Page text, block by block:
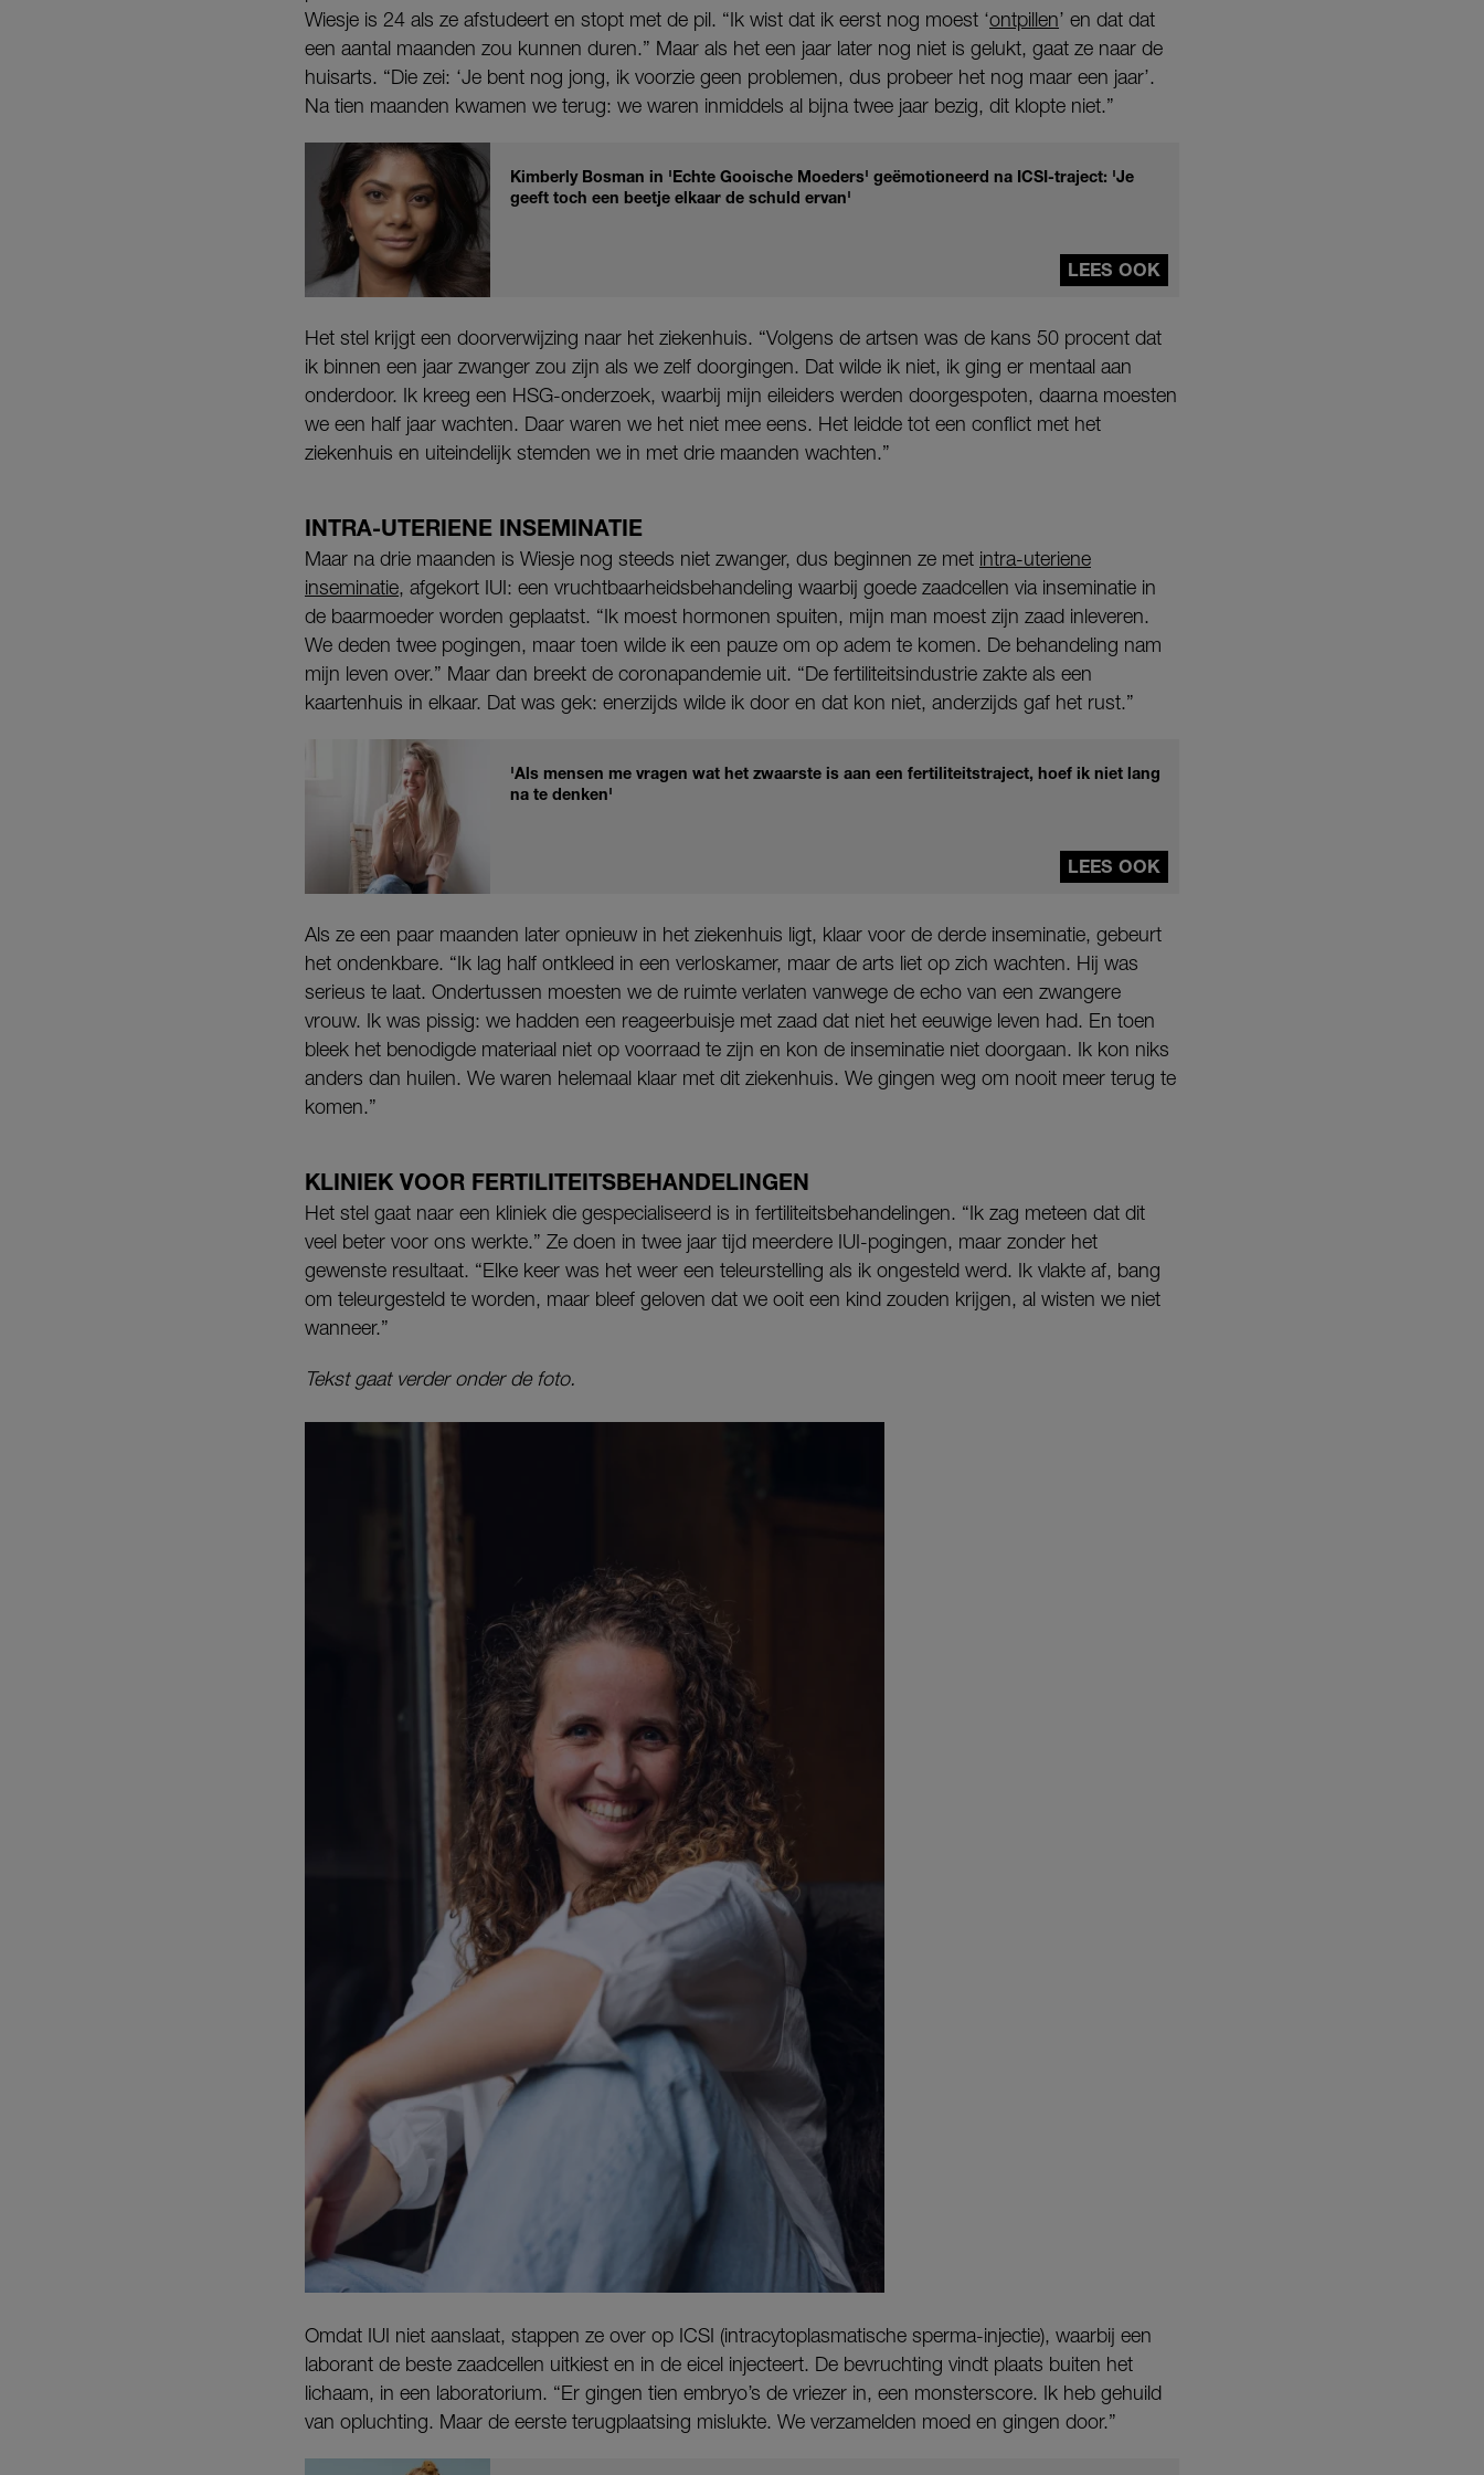
Wiesje is 24 als ze afstudeert en stopt met de pil. “Ik wist dat ik eerst nog moest ‘ontpillen’ en dat dat
een aantal maanden zou kunnen duren.” Maar als het een jaar later nog niet is gelukt, gaat ze naar de
huisarts. “Die zei: ‘Je bent nog jong, ik voorzie geen problemen, dus probeer het nog maar een jaar’.
Na tien maanden kwamen we terug: we waren inmiddels al bijna twee jaar bezig, dit klopte niet.”
Kimberly Bosman in 'Echte Gooische Moeders' geëmotioneerd na ICSI-traject: 'Je
geeft toch een beetje elkaar de schuld ervan'
LEES OOK
Het stel krijgt een doorverwijzing naar het ziekenhuis. “Volgens de artsen was de kans 50 procent dat
ik binnen een jaar zwanger zou zijn als we zelf doorgingen. Dat wilde ik niet, ik ging er mentaal aan
onderdoor. Ik kreeg een HSG-onderzoek, waarbij mijn eileiders werden doorgespoten, daarna moesten
we een half jaar wachten. Daar waren we het niet mee eens. Het leidde tot een conflict met het
ziekenhuis en uiteindelijk stemden we in met drie maanden wachten.”
INTRA-UTERIENE INSEMINATIE
Maar na drie maanden is Wiesje nog steeds niet zwanger, dus beginnen ze met intra-uteriene
inseminatie, afgekort IUI: een vruchtbaarheidsbehandeling waarbij goede zaadcellen via inseminatie in
de baarmoeder worden geplaatst. “Ik moest hormonen spuiten, mijn man moest zijn zaad inleveren.
We deden twee pogingen, maar toen wilde ik een pauze om op adem te komen. De behandeling nam
mijn leven over.” Maar dan breekt de coronapandemie uit. “De fertiliteitsindustrie zakte als een
kaartenhuis in elkaar. Dat was gek: enerzijds wilde ik door en dat kon niet, anderzijds gaf het rust.”
'Als mensen me vragen wat het zwaarste is aan een fertiliteitstraject, hoef ik niet lang
na te denken'
LEES OOK
Als ze een paar maanden later opnieuw in het ziekenhuis ligt, klaar voor de derde inseminatie, gebeurt
het ondenkbare. “Ik lag half ontkleed in een verloskamer, maar de arts liet op zich wachten. Hij was
serieus te laat. Ondertussen moesten we de ruimte verlaten vanwege de echo van een zwangere
vrouw. Ik was pissig: we hadden een reageerbuisje met zaad dat niet het eeuwige leven had. En toen
bleek het benodigde materiaal niet op voorraad te zijn en kon de inseminatie niet doorgaan. Ik kon niks
anders dan huilen. We waren helemaal klaar met dit ziekenhuis. We gingen weg om nooit meer terug te
komen.”
KLINIEK VOOR FERTILITEITSBEHANDELINGEN
Het stel gaat naar een kliniek die gespecialiseerd is in fertiliteitsbehandelingen. “Ik zag meteen dat dit
veel beter voor ons werkte.” Ze doen in twee jaar tijd meerdere IUI-pogingen, maar zonder het
gewenste resultaat. “Elke keer was het weer een teleurstelling als ik ongesteld werd. Ik vlakte af, bang
om teleurgesteld te worden, maar bleef geloven dat we ooit een kind zouden krijgen, al wisten we niet
wanneer.”
Tekst gaat verder onder de foto.
Omdat IUI niet aanslaat, stappen ze over op ICSI (intracytoplasmatische sperma-injectie), waarbij een
laborant de beste zaadcellen uitkiest en in de eicel injecteert. De bevruchting vindt plaats buiten het
lichaam, in een laboratorium. “Er gingen tien embryo’s de vriezer in, een monsterscore. Ik heb gehuild
van opluchting. Maar de eerste terugplaatsing mislukte. We verzamelden moed en gingen door.”